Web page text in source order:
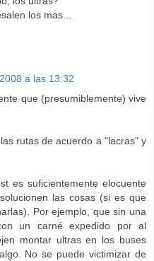
los mas...
a las 13:32
que (presumiblemente) vive
rutas de acuerdo a "lacras" y
es suficientemente elocuente
las cosas (si es que
Por ejemplo, que sin una
un carné expedido por al
montar ultras en los buses
No se puede victimizar de